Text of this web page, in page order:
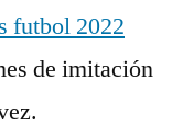
futbol 2022
de imitación